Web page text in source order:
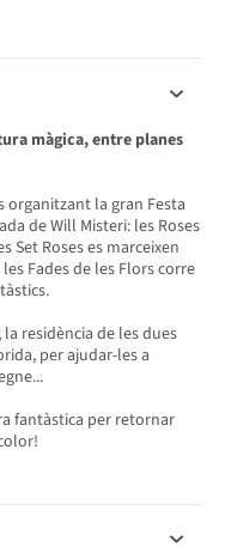
màgica, entre planes
organitzant la gran Festa
de Will Misteri: les Roses
Set Roses es marceixen
Fades de les Flors corre
residència de les dues
per ajudar-les a
fantàstica per retornar